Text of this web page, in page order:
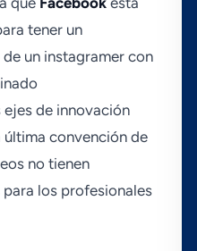
tener un
un instagramer con
de innovación
convención de
no tienen
los profesionales